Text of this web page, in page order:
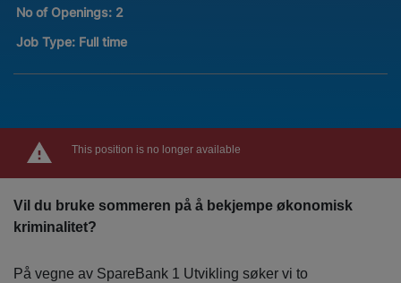
No of Openings: 2
Job Type: Full time
This position is no longer available
Vil du bruke sommeren på å bekjempe økonomisk
kriminalitet?
På vegne av SpareBank 1 Utvikling søker vi to